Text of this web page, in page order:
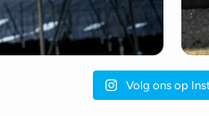
Volg ons op